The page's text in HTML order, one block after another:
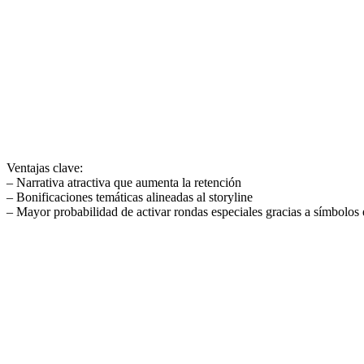
Ventajas clave:
– Narrativa atractiva que aumenta la retención
– Bonificaciones temáticas alineadas al storyline
– Mayor probabilidad de activar rondas especiales gracias a símbolos